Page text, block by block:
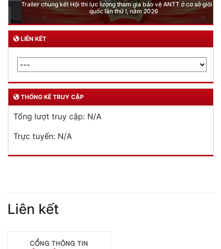
Trailer chung kết Hội thi lực lượng tham gia bảo vệ ANTT ở cơ sở giỏi toàn
quốc lần thứ I, năm 2026
LIÊN KẾT
THỐNG KÊ TRUY CẬP
Tổng lượt truy cập: N/A
Trực tuyến: N/A
Liên kết